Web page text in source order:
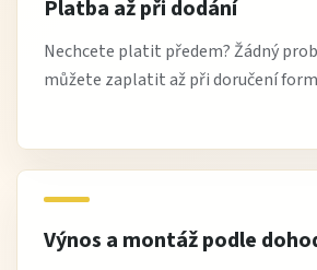
Platba až při dodání
Nechcete platit předem? Žádný
můžete zaplatit až při doručení
Výnos a montáž podle